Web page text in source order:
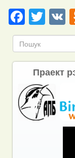
Праект